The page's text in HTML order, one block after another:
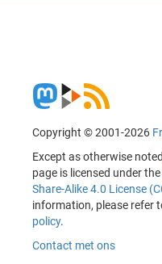
Copyright © 2001-2026
Except as otherwise
page is licensed under the
Share-Alike 4.0 License
information, please refer
policy.
Contact met ons